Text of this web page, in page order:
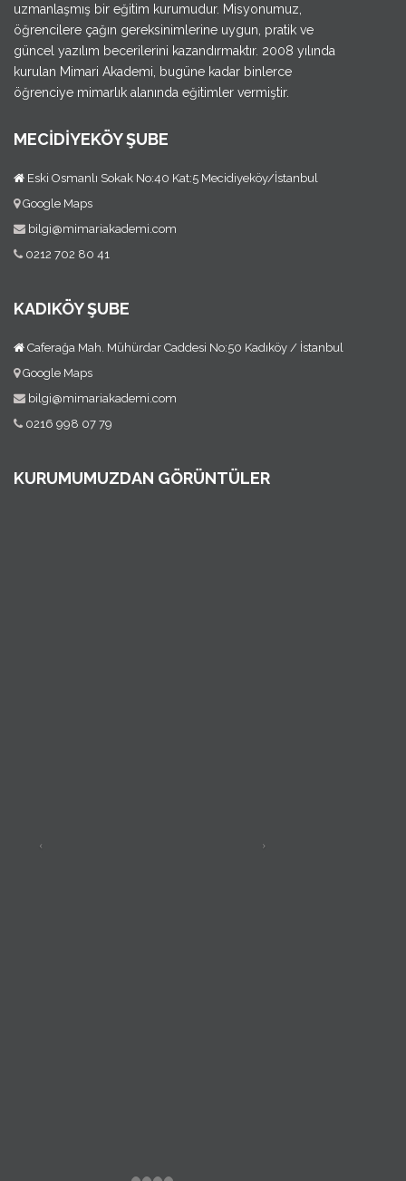
uzmanlaşmış bir eğitim kurumudur. Misyonumuz,
öğrencilere çağın gereksinimlerine uygun, pratik ve
güncel yazılım becerilerini kazandırmaktır. 2008 yılında
kurulan Mimari Akademi, bugüne kadar binlerce
öğrenciye mimarlık alanında eğitimler vermiştir.
MECİDİYEKÖY ŞUBE
Eski Osmanlı Sokak No:40 Kat:5 Mecidiyeköy/İstanbul
Google Maps
bilgi@mimariakademi.com
0212 702 80 41
KADIKÖY ŞUBE
Caferağa Mah. Mühürdar Caddesi No:50 Kadıköy / İstanbul
Google Maps
bilgi@mimariakademi.com
0216 998 07 79
KURUMUMUZDAN GÖRÜNTÜLER